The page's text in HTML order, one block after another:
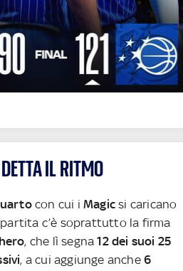
IL RITMO
con cui iMagic si caricano
c’è soprattutto la firma
, che lì segna12 dei suoi 25
, a cui aggiunge anche6